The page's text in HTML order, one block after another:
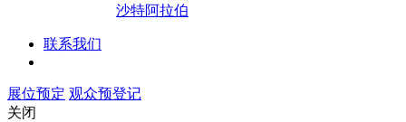
沙特阿拉伯
联系我们
展位预定 观众预登记
关闭